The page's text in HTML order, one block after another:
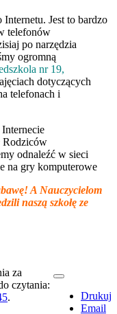
Jest to bardzo
telefonów
po narzędzia
ogromną
nr 19,
dotyczących
telefonach i
Rodziców
odnaleźć w sieci
na gry komputerowe
A Nauczycielom
naszą szkołę ze
Drukuj
Email
za
czytania:
.